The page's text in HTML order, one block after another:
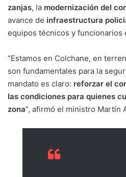
zanjas, la modernización del
avance de infraestructura
equipos técnicos y funcionarios
“Estamos en Colchane, en
son fundamentales para la
mandato es claro: reforzar el
las condiciones para quienes
zona”, afirmó el ministro Martín